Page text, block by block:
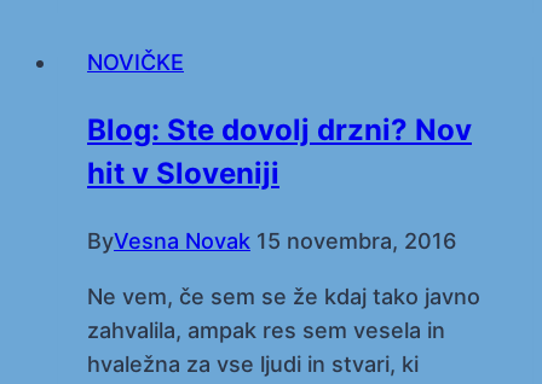
NOVIČKE
Blog: Ste dovolj drzni? Nov
hit v Sloveniji
ByVesna Novak 15 novembra, 2016
Ne vem, če sem se že kdaj tako javno
zahvalila, ampak res sem vesela in
hvaležna za vse ljudi in stvari, ki